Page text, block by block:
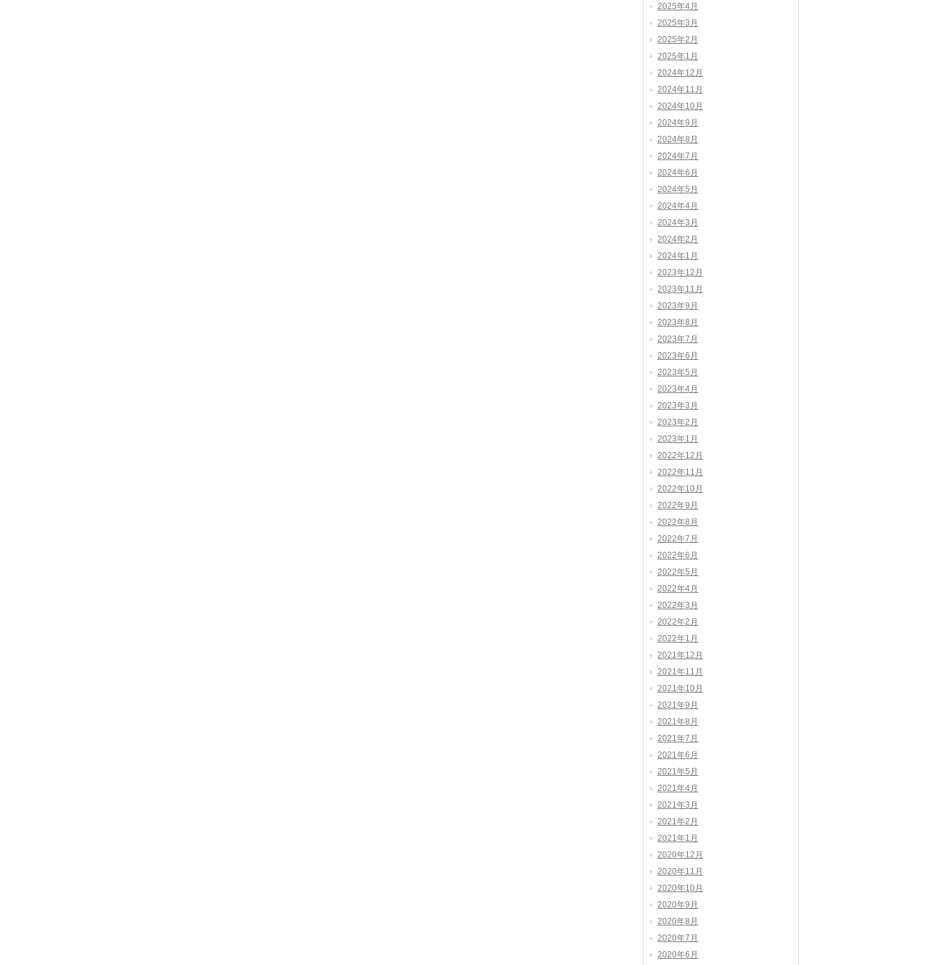
2025年4月
2025年3月
2025年2月
2025年1月
2024年12月
2024年11月
2024年10月
2024年9月
2024年8月
2024年7月
2024年6月
2024年5月
2024年4月
2024年3月
2024年2月
2024年1月
2023年12月
2023年11月
2023年9月
2023年8月
2023年7月
2023年6月
2023年5月
2023年4月
2023年3月
2023年2月
2023年1月
2022年12月
2022年11月
2022年10月
2022年9月
2022年8月
2022年7月
2022年6月
2022年5月
2022年4月
2022年3月
2022年2月
2022年1月
2021年12月
2021年11月
2021年10月
2021年9月
2021年8月
2021年7月
2021年6月
2021年5月
2021年4月
2021年3月
2021年2月
2021年1月
2020年12月
2020年11月
2020年10月
2020年9月
2020年8月
2020年7月
2020年6月